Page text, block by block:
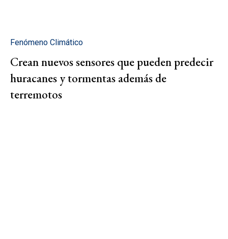
Fenómeno Climático
Crean nuevos sensores que pueden predecir
huracanes y tormentas además de
terremotos